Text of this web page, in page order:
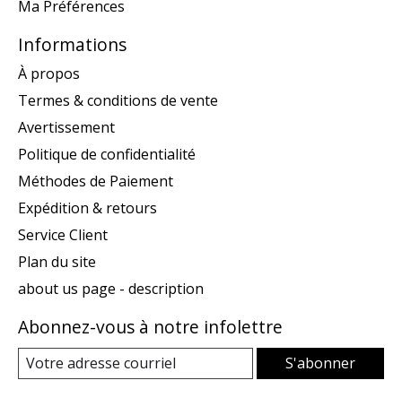
Ma Préférences
Informations
À propos
Termes & conditions de vente
Avertissement
Politique de confidentialité
Méthodes de Paiement
Expédition & retours
Service Client
Plan du site
about us page - description
Abonnez-vous à notre infolettre
S'abonner